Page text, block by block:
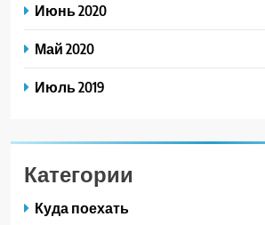
Июнь 2020
Май 2020
Июль 2019
Категории
Куда поехать